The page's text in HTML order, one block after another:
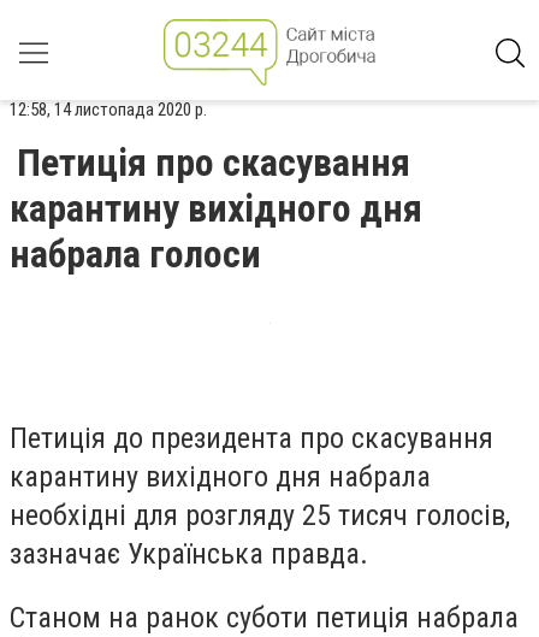
12:58, 14 листопада 2020 р.
Петиція про скасування
карантину вихідного дня
набрала голоси
Петиція до президента про скасування
карантину вихідного дня набрала
необхідні для розгляду 25 тисяч голосів,
зазначає Українська правда.
Станом на ранок суботи петиція набрала